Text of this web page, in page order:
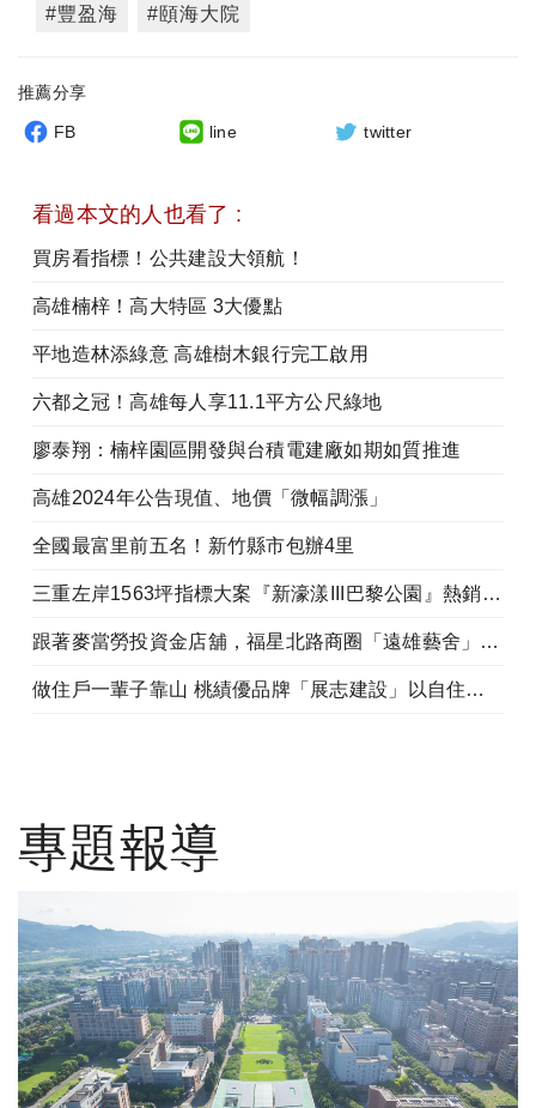
#豐盈海 #頤海大院
推薦分享
FB line twitter
看過本文的人也看了 :
買房看指標！公共建設大領航！
高雄楠梓！高大特區 3大優點
平地造林添綠意 高雄樹木銀行完工啟用
六都之冠！高雄每人享11.1平方公尺綠地
廖泰翔：楠梓園區開發與台積電建廠如期如質推進
高雄2024年公告現值、地價「微幅調漲」
全國最富里前五名！新竹縣市包辦4里
三重左岸1563坪指標大案『新濠漾III巴黎公園』熱銷開工
跟著麥當勞投資金店舖，福星北路商圈「遠雄藝舍」金店炙手可熱
做住戶一輩子靠山 桃績優品牌「展志建設」以自住心蓋房
專題報導